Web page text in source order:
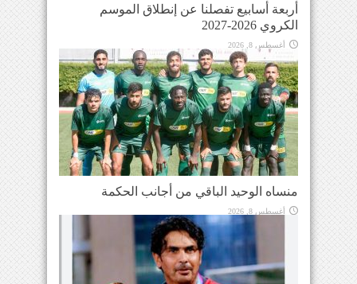
أربعة أسابيع تفصلنا عن إنطلاق الموسم
الكروي 2026-2027
أغسطس 8, 2026
منساه الوحيد الباقي من أجانب الحكمة
أغسطس 8, 2026